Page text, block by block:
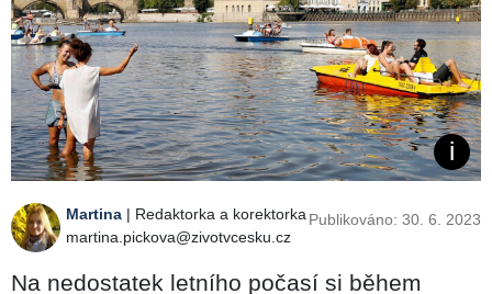
Martina | Redaktorka a korektorka
martina.pickova@zivotvcesku.cz
Publikováno: 30. 6. 2023
Na nedostatek letního počasí si během